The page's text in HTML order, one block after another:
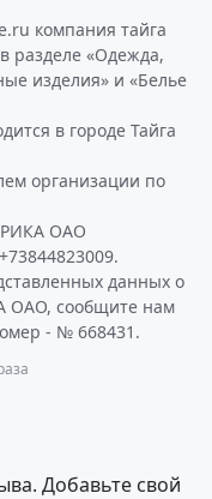
компания тайга
разделе «Одежда,
изделия» и «Белье
в городе Тайга
организации по
ОАО
данных о
ОАО, сообщите нам
- № 668431.
Добавьте свой